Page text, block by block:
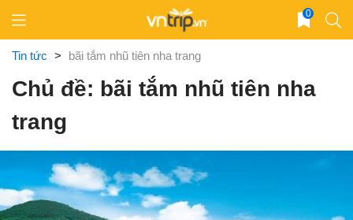
content
0
Tin tức > bãi tắm nhũ tiên nha trang
Chủ đề: bãi tắm nhũ tiên nha
trang